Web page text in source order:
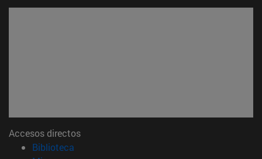
Accesos directos
Biblioteca